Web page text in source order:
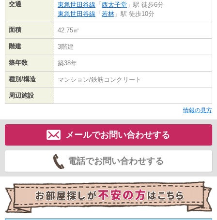
交通
東急世田谷線 「 西太子堂 」駅 徒歩6分
東急世田谷線 「 若林 」駅 徒歩10分
面積 42.75㎡
階建 3階建
築年数 築38年
種別/構造 マンション/鉄筋コンクリート
周辺施設
情報の見方
メールでお問い合わせする
電話でお問い合わせする